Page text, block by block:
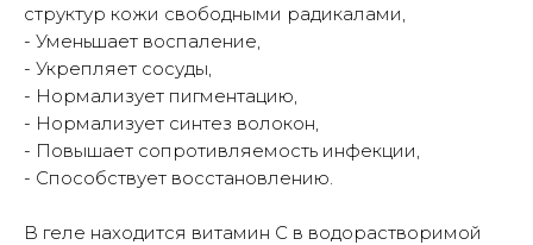
структур кожи свободными радикалами,
- Уменьшает воспаление,
- Укрепляет сосуды,
- Нормализует пигментацию,
- Нормализует синтез волокон,
- Повышает сопротивляемость инфекции,
- Способствует восстановлению.
В геле находится витамин С в водорастворимой